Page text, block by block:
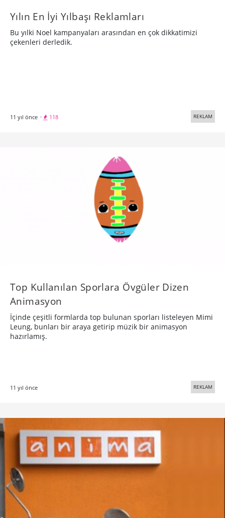
Yılın En İyi Yılbaşı Reklamları
Bu yılki Noel kampanyaları arasından en çok dikkatimizi
çekenleri derledik.
11 yıl önce · 118 REKLAM
Top Kullanılan Sporlara Övgüler Dizen
Animasyon
İçinde çeşitli formlarda top bulunan sporları listeleyen Mimi
Leung, bunları bir araya getirip müzik bir animasyon
hazırlamış.
11 yıl önce REKLAM